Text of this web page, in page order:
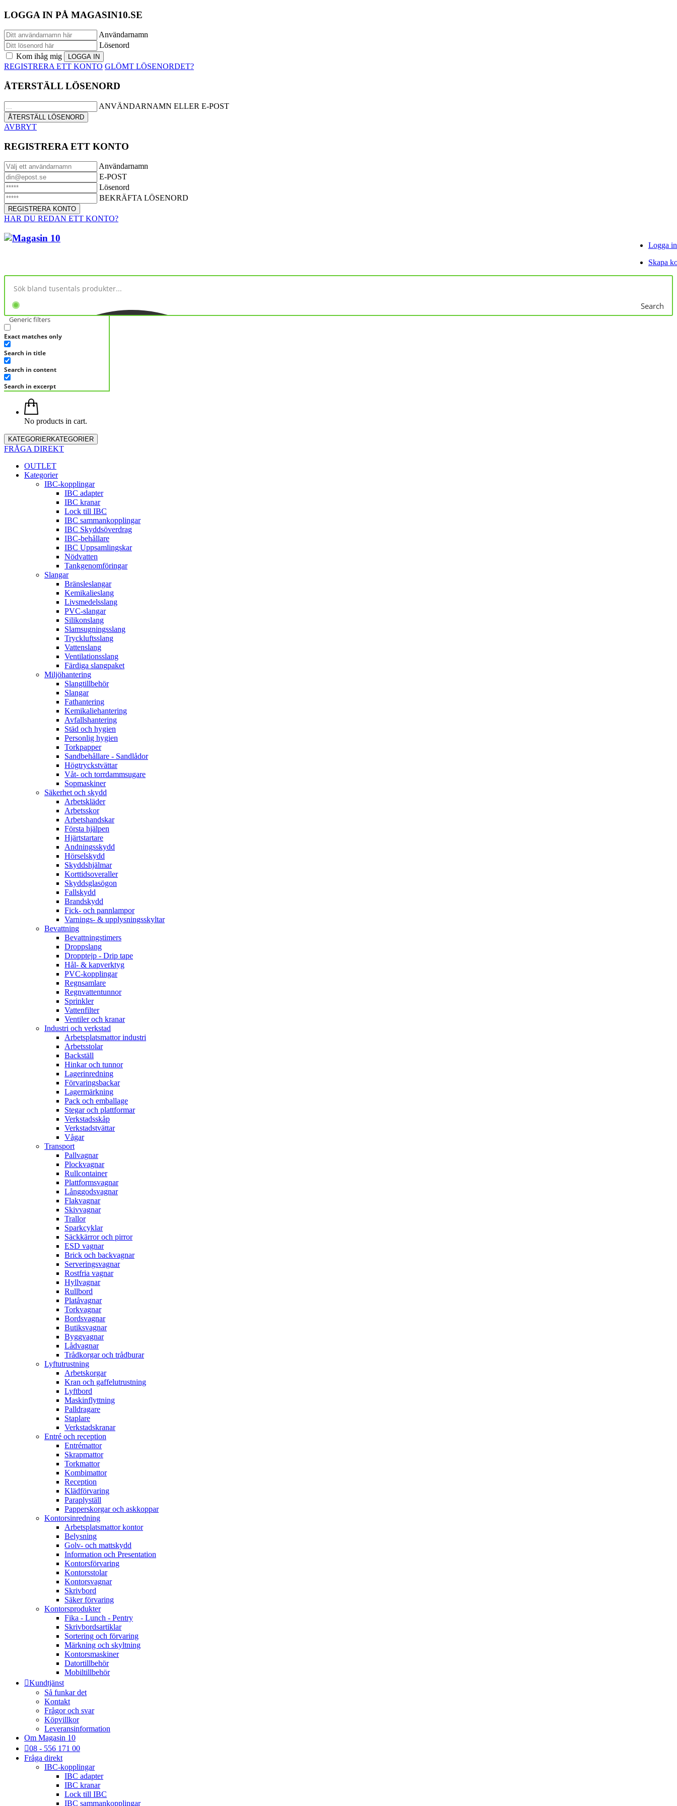
LOGGA IN PÅ MAGASIN10.SE
Användarnamn
Lösenord
Kom ihåg mig
REGISTRERA ETT KONTO GLÖMT LÖSENORDET?
ÅTERSTÄLL LÖSENORD
ANVÄNDARNAMN ELLER E-POST
AVBRYT
REGISTRERA ETT KONTO
Användarnamn
E-POST
Lösenord
BEKRÄFTA LÖSENORD
HAR DU REDAN ETT KONTO?
Logga in
Skapa
Search
Generic filters
Exact matches only
Search in title
Search in content
Search in excerpt
No products in cart.
KATEGORIERKATEGORIER
FRÅGA DIREKT
OUTLET
Kategorier
IBC-kopplingar
IBC adapter
IBC kranar
Lock till IBC
IBC sammankopplingar
IBC Skyddsöverdrag
IBC-behållare
IBC Uppsamlingskar
Nödvatten
Tankgenomföringar
Slangar
Bränsleslangar
Kemikalieslang
Livsmedelsslang
PVC-slangar
Silikonslang
Slamsugningsslang
Tryckluftsslang
Vattenslang
Ventilationsslang
Färdiga slangpaket
Miljöhantering
Slangtillbehör
Slangar
Fathantering
Kemikaliehantering
Avfallshantering
Städ och hygien
Personlig hygien
Torkpapper
Sandbehållare - Sandlådor
Högtryckstvättar
Våt- och torrdammsugare
Sopmaskiner
Säkerhet och skydd
Arbetskläder
Arbetsskor
Arbetshandskar
Första hjälpen
Hjärtstartare
Andningsskydd
Hörselskydd
Skyddshjälmar
Korttidsoveraller
Skyddsglasögon
Fallskydd
Brandskydd
Fick- och pannlampor
Varnings- & upplysningsskyltar
Bevattning
Bevattningstimers
Droppslang
Dropptejp - Drip tape
Hål- & kapverktyg
PVC-kopplingar
Regnsamlare
Regnvattentunnor
Sprinkler
Vattenfilter
Ventiler och kranar
Industri och verkstad
Arbetsplatsmattor industri
Arbetsstolar
Backställ
Hinkar och tunnor
Lagerinredning
Förvaringsbackar
Lagermärkning
Pack och emballage
Stegar och plattformar
Verkstadsskåp
Verkstadstvättar
Vågar
Transport
Pallvagnar
Plockvagnar
Rullcontainer
Plattformsvagnar
Långgodsvagnar
Flakvagnar
Skivvagnar
Trallor
Sparkcyklar
Säckkärror och pirror
ESD vagnar
Brick och backvagnar
Serveringsvagnar
Rostfria vagnar
Hyllvagnar
Rullbord
Platåvagnar
Torkvagnar
Bordsvagnar
Butiksvagnar
Byggvagnar
Lådvagnar
Trådkorgar och trådburar
Lyftutrustning
Arbetskorgar
Kran och gaffelutrustning
Lyftbord
Maskinflyttning
Palldragare
Staplare
Verkstadskranar
Entré och reception
Entrémattor
Skrapmattor
Torkmattor
Kombimattor
Reception
Klädförvaring
Paraplyställ
Papperskorgar och askkoppar
Kontorsinredning
Arbetsplatsmattor kontor
Belysning
Golv- och mattskydd
Information och Presentation
Kontorsförvaring
Kontorsstolar
Kontorsvagnar
Skrivbord
Säker förvaring
Kontorsprodukter
Fika - Lunch - Pentry
Skrivbordsartiklar
Sortering och förvaring
Märkning och skyltning
Kontorsmaskiner
Datortillbehör
Mobiltillbehör
Kundtjänst
Så funkar det
Kontakt
Frågor och svar
Köpvillkor
Leveransinformation
Om Magasin 10
08 - 556 171 00
Fråga direkt
IBC-kopplingar
IBC adapter
IBC kranar
Lock till IBC
IBC sammankopplingar